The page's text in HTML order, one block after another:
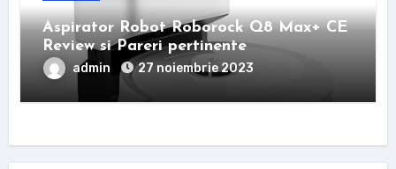
Aspirator Robot Roborock Q8 Max+ CE
Review si Pareri pertinente
admin 27 noiembrie 2023